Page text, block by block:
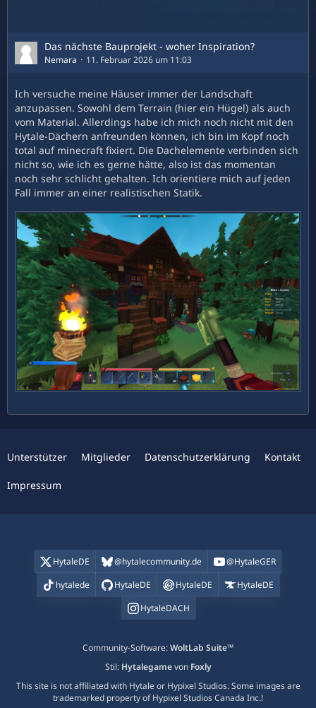
Das nächste Bauprojekt - woher Inspiration?
Nemara 11. Februar 2026 um 11:03
Ich versuche meine Häuser immer der Landschaft
anzupassen. Sowohl dem Terrain (hier ein Hügel) als auch
vom Material. Allerdings habe ich mich noch nicht mit den
Hytale-Dächern anfreunden können, ich bin im Kopf noch
total auf minecraft fixiert. Die Dachelemente verbinden sich
nicht so, wie ich es gerne hätte, also ist das momentan
noch sehr schlicht gehalten. Ich orientiere mich auf jeden
Fall immer an einer realistischen Statik.
Unterstützer Mitglieder Datenschutzerklärung Kontakt
Impressum
HytaleDE @hytalecommunity.de
@HytaleGER
hytalede
HytaleDE HytaleDE
HytaleDE
HytaleDACH
Community-Software:WoltLab Suite™
Stil: Hytalegamevon Foxly
This site is not affiliated with Hytale or Hypixel Studios. Some images are
trademarked property of Hypixel Studios Canada Inc.!